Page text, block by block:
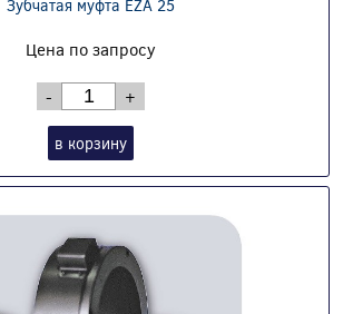
Зубчатая муфта EZA 25
Цена по запросу
- +
в корзину